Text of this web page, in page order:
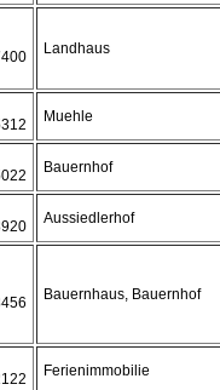
Landhaus
Muehle
Bauernhof
Aussiedlerhof
Bauernhaus, Bauernhof
Ferienimmobilie